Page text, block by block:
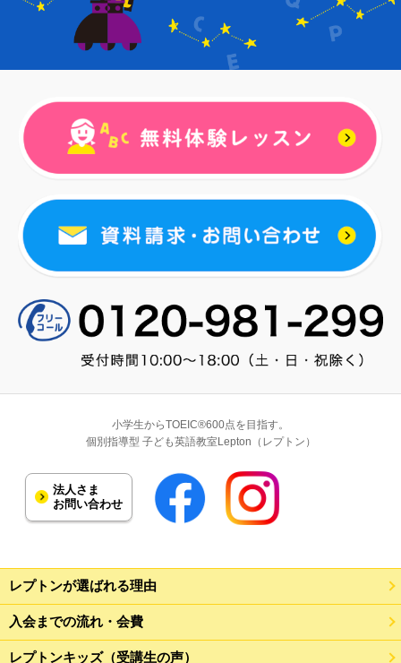
小学生からTOEIC®600点を目指す。
個別指導型 子ども英語教室Lepton（レプトン）
法人さま
お問い合わせ
レプトンが選ばれる理由
入会までの流れ・会費
レプトンキッズ（受講生の声）